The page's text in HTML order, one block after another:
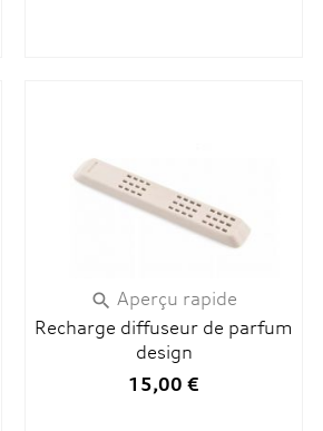
 Aperçu rapide
Recharge diffuseur de parfum
design
15,00 €